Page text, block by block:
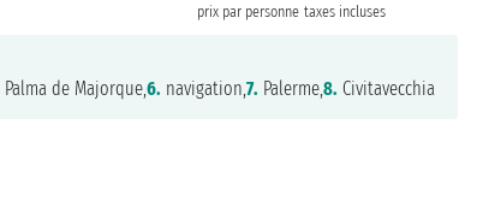
prix par personne taxes incluses
Palma de Majorque,6. navigation,7. Palerme,8. Civitavecchia